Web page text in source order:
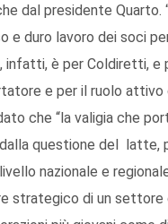
dal presidente Quarto.
e duro lavoro dei soci
è per Coldiretti, e
e per il ruolo attivo
che “la valigia che
questione del latte,
nazionale e
strategico di un